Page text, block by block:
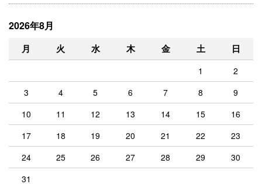
2026年8月
月 火 水 木 金 土 日
1
2
3
4 5 6 7 8
9
10
11 12 13 14 15
16
17
18 19 20 21 22
23
24
25 26 27 28 29
30
31